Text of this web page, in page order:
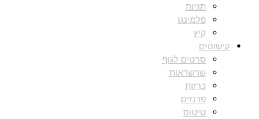
תגיות
פלמינגו
קיץ
קישוטים
סרטים לגוף
שרשראות
כרזות
פרנזים
טיטוס